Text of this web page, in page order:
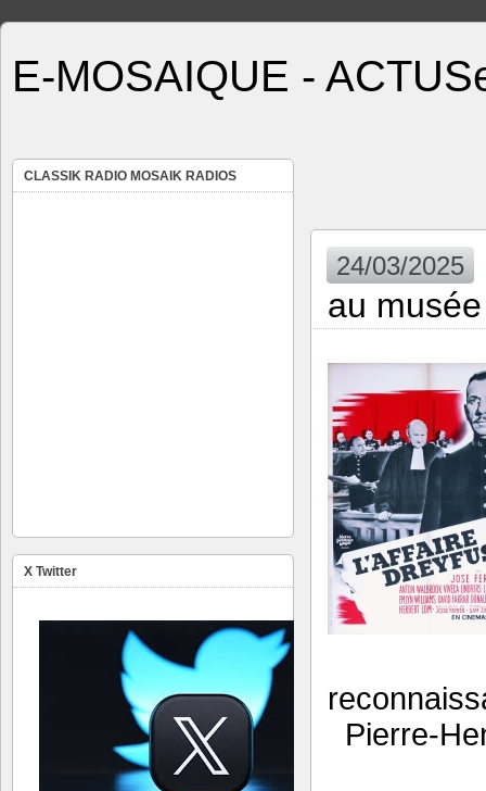
E-MOSAIQUE -
CLASSIK RADIO MOSAIK RADIOS
X Twitter
24/03/2025
au
Pierre-